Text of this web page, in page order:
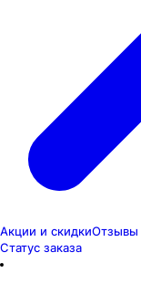
Акции и скидкиОтзывы
Статус заказа